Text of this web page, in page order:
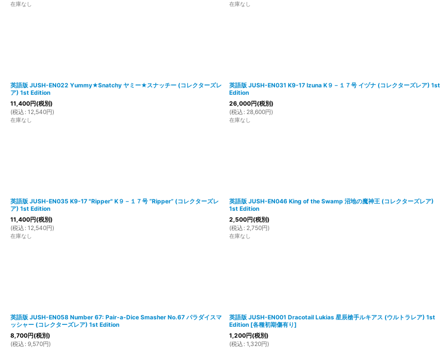
在庫なし 在庫なし
英語版 JUSH-EN022 Yummy★Snatchy ヤミー★スナッチー (コレクターズレ
ア) 1st Edition
11,400円(税別)
(税込 : 12,540円)
在庫なし
英語版 JUSH-EN031 K9-17 Izuna K９－１７号 イヅナ (コレクターズレア) 1st
Edition
26,000円(税別)
(税込 : 28,600円)
在庫なし
英語版 JUSH-EN035 K9-17 "Ripper" K９－１７号 “Ripper” (コレクターズレ
ア) 1st Edition
11,400円(税別)
(税込 : 12,540円)
在庫なし
英語版 JUSH-EN046 King of the Swamp 沼地の魔神王 (コレクターズレア)
1st Edition
2,500円(税別)
(税込 : 2,750円)
在庫なし
英語版 JUSH-EN058 Number 67: Pair-a-Dice Smasher No.67 パラダイスマ
ッシャー (コレクターズレア) 1st Edition
8,700円(税別)
(税込 : 9,570円)
英語版 JUSH-EN001 Dracotail Lukias 星辰槍手ルキアス (ウルトラレア) 1st
Edition [各種初期傷有り]
1,200円(税別)
(税込 : 1,320円)